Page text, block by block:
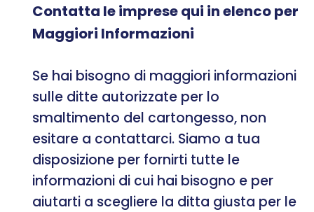
Contatta le imprese qui in elenco per
Maggiori Informazioni
Se hai bisogno di maggiori informazioni
sulle ditte autorizzate per lo
smaltimento del cartongesso, non
esitare a contattarci. Siamo a tua
disposizione per fornirti tutte le
informazioni di cui hai bisogno e per
aiutarti a scegliere la ditta giusta per le